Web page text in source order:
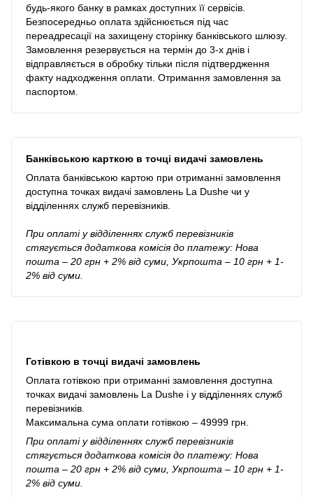
будь-якого банку в рамках доступних її сервісів.
Безпосередньо оплата здійснюється під час
переадресації на захищену сторінку банківського шлюзу.
Замовлення резервується на термін до 3-х днів і
відправляється в обробку тільки після підтвердження
факту надходження оплати. Отримання замовлення за
паспортом.
Банківською карткою в точці видачі замовлень
Оплата банківською картою при отриманні замовлення
доступна точках видачі замовлень La Dushe чи у
відділеннях служб перевізників.
При оплаті у відділеннях служб перевізників
стягується додаткова комісія до платежу: Нова
пошта – 20 грн + 2% від суми, Укрпошта – 10 грн + 1-
2% від суми.
Готівкою в точці видачі замовлень
Оплата готівкою при отриманні замовлення доступна
точках видачі замовлень La Dushe і у відділеннях служб
перевізників.
Максимальна сума оплати готівкою – 49999 грн.
При оплаті у відділеннях служб перевізників
стягується додаткова комісія до платежу: Нова
пошта – 20 грн + 2% від суми, Укрпошта – 10 грн + 1-
2% від суми.